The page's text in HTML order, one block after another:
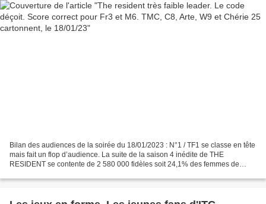
Bilan des audiences de la soirée du 18/01/2023 : N°1 / TF1 se classe en tête
mais fait un flop d’audience. La suite de la saison 4 inédite de THE
RESIDENT se contente de 2 580 000 fidèles soit 24,1% des femmes de